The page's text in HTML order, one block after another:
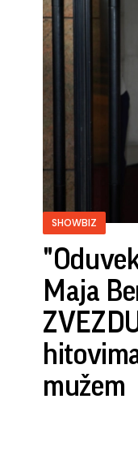
SHOWBIZ
Maja
mužem